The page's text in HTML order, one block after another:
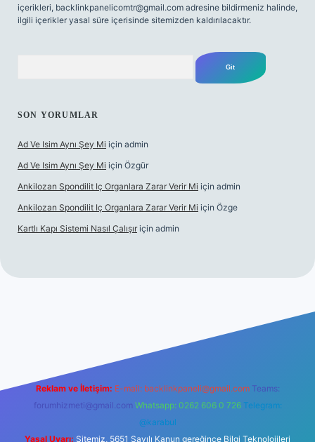
içerikleri, backlinkpanelicomtr@gmail.com adresine bildirmeniz halinde,
ilgili içerikler yasal süre içerisinde sitemizden kaldırılacaktır.
SON YORUMLAR
Ad Ve Isim Aynı Şey Mi için admin
Ad Ve Isim Aynı Şey Mi için Özgür
Ankilozan Spondilit Iç Organlara Zarar Verir Mi için admin
Ankilozan Spondilit Iç Organlara Zarar Verir Mi için Özge
Kartlı Kapı Sistemi Nasıl Çalışır için admin
Reklam ve İletişim: E-mail: backlinkpaneli@gmail.com Teams:
forumhizmeti@gmail.com Whatsapp: 0262 606 0 726 Telegram:
@karabul
Yasal Uyarı: Sitemiz, 5651 Sayılı Kanun gereğince Bilgi Teknolojileri